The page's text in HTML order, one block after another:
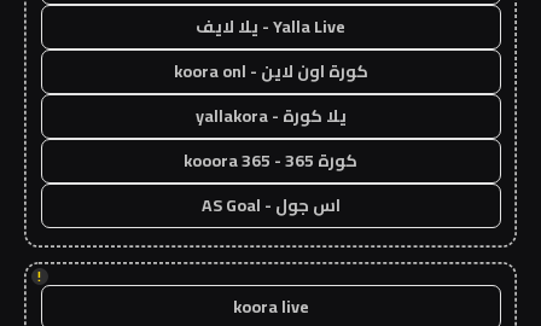
Yalla Live - يلا لايف
كورة اون لاين - koora onl
يلا كورة - yallakora
كورة 365 - kooora 365
اس جول - AS Goal
!
koora live